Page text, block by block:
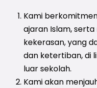
Kami
ajaran Islam,
kekerasan, yang
dan ketertiban, di
luar sekolah.
Kami akan